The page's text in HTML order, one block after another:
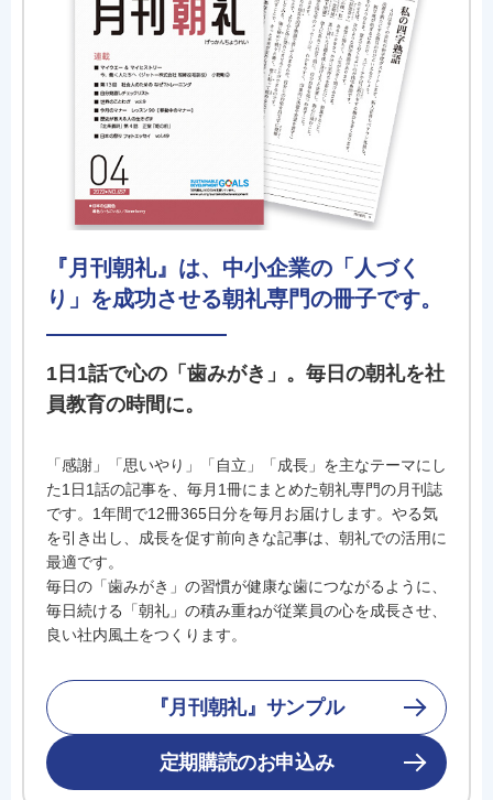
『月刊朝礼』は、中小企業の「人づく
り」を成功させる朝礼専門の冊子です。
1日1話で心の「歯みがき」。毎日の朝礼を社
員教育の時間に。
「感謝」「思いやり」「自立」「成長」を主なテーマにし
た1日1話の記事を、毎月1冊にまとめた朝礼専門の月刊誌
です。1年間で12冊365日分を毎月お届けします。やる気
を引き出し、成長を促す前向きな記事は、朝礼での活用に
最適です。
毎日の「歯みがき」の習慣が健康な歯につながるように、
毎日続ける「朝礼」の積み重ねが従業員の心を成長させ、
良い社内風土をつくります。
『月刊朝礼』サンプル
定期購読のお申込み